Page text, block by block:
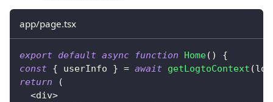
app/page.tsx
export default async function Home( )
{
const { userInfo } = await getLogtoContext (
return
(
<div>